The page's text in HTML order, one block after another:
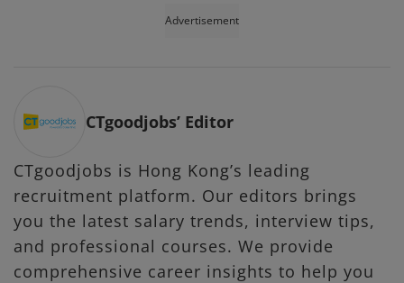
Advertisement
CTgoodjobs’ Editor
CTgoodjobs is Hong Kong’s leading
recruitment platform. Our editors brings
you the latest salary trends, interview tips,
and professional courses. We provide
comprehensive career insights to help you